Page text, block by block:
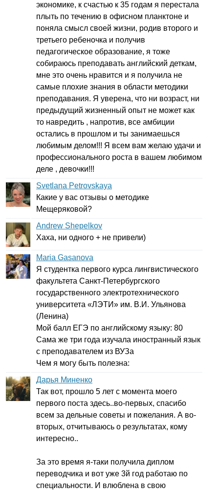
экономике, к счастью к 35 годам я перестала
плыть по течению в офисном планктоне и
поняла смысл своей жизни, родив второго и
третьего ребеночка и получив
педагогическое образование, я тоже
собираюсь преподавать английский деткам,
мне это очень нравится и я получила не
самые плохие знания в области методики
преподавания. Я уверена, что ни возраст, ни
предыдущий жизненный опыт не может как
то навредить , напротив, все амбиции
остались в прошлом и ты занимаешься
любимым делом!!! Я всем вам желаю удачи и
профессионального роста в вашем любимом
деле , девочки!!!
Svetlana Petrovskaya
Какие у вас отзывы о методике
Мещеряковой?
Andrew Shepelkov
Хаха, ни одного + не привели)
Maria Gasanova
Я студентка первого курса лингвистического
факультета Санкт-Петербургского
государственного электротехнического
университета «ЛЭТИ» им. В.И. Ульянова
(Ленина)
Мой балл ЕГЭ по английскому языку: 80
Сама же три года изучала иностранный язык
с преподавателем из ВУЗа
Чем я могу быть полезна:
Дарья Миненко
Так вот, прошло 5 лет с момента моего
первого поста здесь..во-первых, спасибо
всем за дельные советы и пожелания. А во-
вторых, отчитываюсь о результатах, кому
интересно..
За это время я-таки получила диплом
переводчика и вот уже 3й год работаю по
специальности. И влюблена в свою